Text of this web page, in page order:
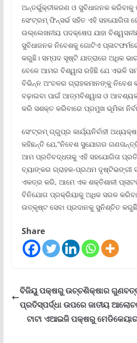
ଅନ୍ତର୍ଭୁକ୍ତୀକରଣ ଓ ସୁବିଧାଜନକ କରିବାକୁ
ସେଂଟ୍ରମ୍ ଫିନ୍‌ସର୍ଭ ସହିତ ଏହି ସହଯୋଗିତା
ଉଲ୍ଲେଖନୀୟ ପଦକ୍ଷେପ ଯାହା
ସୁବିଧାଜନକ ନିବେଶକୁ ଗୋଟିଏ
କରୁଛି। ସମ୍ପଦ ସୃଷ୍ଟି ଯାତ୍ରାରେ ଅଧିକ
ବେଳେ ଆମର ବିଶ୍ୱାସ ରହିଛି ଯେ ଏଭଳି
ବିଭିନ୍ନ ଅଂଚଳର ଗ୍ରାହକମାନଙ୍କୁ ନିବେଶ
ବଢ଼ାଇବା ପାଇଁ ଆତ୍ମବିଶ୍ୱାସ ଓ
କରି ସଶକ୍ତ କରିବାରେ ପ୍ରମୁଖ ଭୂମିକା
ସେଂଟ୍ରମ୍ ଗ୍ରୁପ୍‌ର କାର୍ଯ୍ୟନିର୍ବାହୀ
କହିଛନ୍ତି ଯେ,“ନିବେଶ ସୁଯୋଗର
ଆମ ପ୍ରତିବଦ୍ଧତାକୁ ଏହି ସହଯୋଗିତା
ବ୍ୟାଙ୍କର ଗ୍ରାହକ-ପ୍ରଥମ ଦୃଷ୍ଟିଭଙ୍ଗୀ
ଏକତ୍ର କରି, ଆମେ ଏକ ଶକ୍ତିଶାଳୀ
ବିନିଯୋଗ ପ୍ରକ୍ରିୟାକୁ ଅଧିକ ସରଳ କରିବା
ଉତ୍କୃଷ୍ଟ ସେବା ପ୍ରଦାନକୁ ସୁନିଶ୍ଚିତ
Share
ବିଜିୟୁ ପକ୍ଷରୁ ଉଚ୍ଚଶିକ୍ଷାର
ପ୍ରତିସ୍ପର୍ଦ୍ଧା ଉପରେ ଜାତୀୟ
ଟାଟା ଏଆଇଜି ପକ୍ଷରୁ